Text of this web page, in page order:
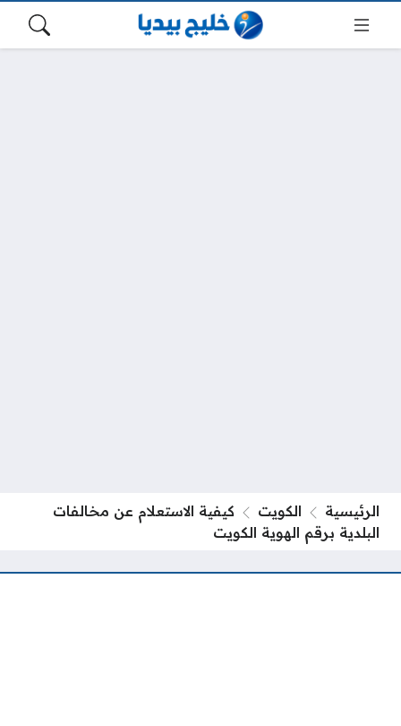
الرئيسية الكويت
كيفية الاستعلام عن مخالفات
البلدية برقم الهوية الكويت